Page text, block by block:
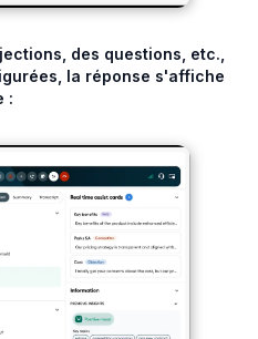
des questions, etc.,
la réponse s'affiche
: